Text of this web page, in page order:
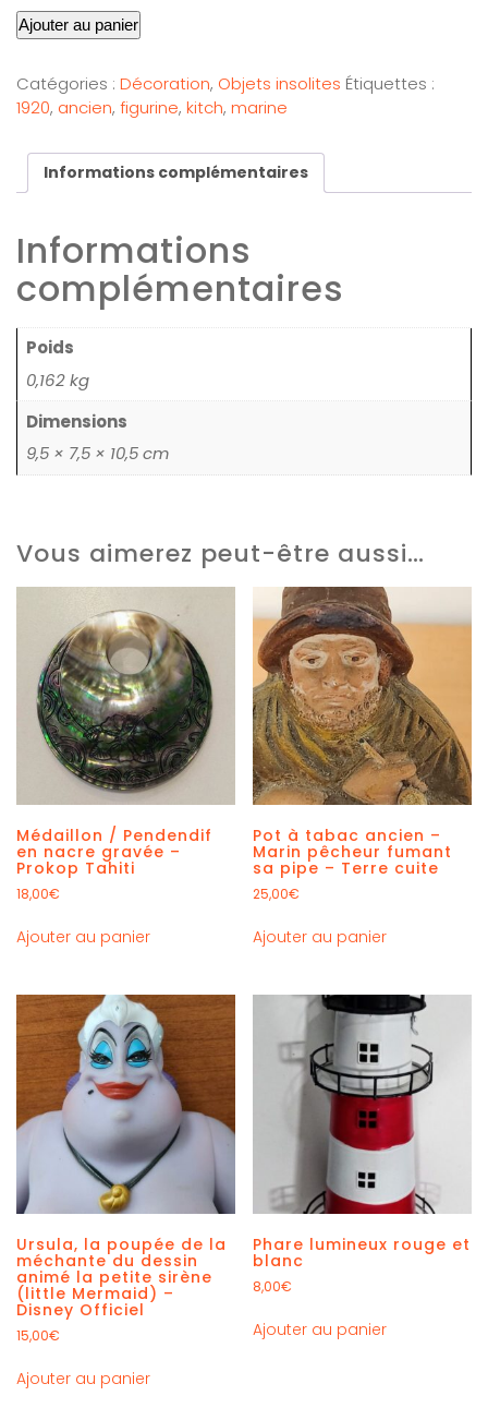
Ajouter au panier
Catégories : Décoration, Objets insolites Étiquettes :
1920, ancien, figurine, kitch, marine
Informations complémentaires
Informations
complémentaires
Poids
0,162 kg
Dimensions
9,5 × 7,5 × 10,5 cm
Vous aimerez peut-être aussi…
Médaillon / Pendendif
en nacre gravée –
Prokop Tahiti
18,00€
Ajouter au panier
Pot à tabac ancien –
Marin pêcheur fumant
sa pipe – Terre cuite
25,00€
Ajouter au panier
Ursula, la poupée de la
méchante du dessin
animé la petite sirène
(little Mermaid) –
Disney Officiel
15,00€
Ajouter au panier
Phare lumineux rouge et
blanc
8,00€
Ajouter au panier